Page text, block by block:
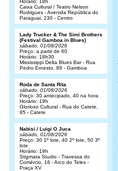
Horário: 18h
Caixa Cultural / Teatro Nelson
Rodrigues - Avenida República do
Paraguai, 230 - Centro
Lady Trucker & The Simi Brothers
(Festival Gamboa in Blues)
sábado, 01/08/2026
Preço: a partir de 60
Horário: 18h30
Mississippi Delta Blues Bar - Rua
Pedro Ernesto, 89 - Gamboa
Roda de Santa Rita
sábado, 01/08/2026
Preço: 30 antecipado, 40 na hora
Horário: 19h
Glorioso Cultural - Rua do Catete,
95 - Catete
Nabisi / Luigi O Juca
sábado, 01/08/2026
Preço: 30 1º lote, 40 2º lote, 50 3º
lote
Horário: 19h
Stigmata Studio - Travessa do
Comércio, 16 - Arco do Teles -
Praça XV